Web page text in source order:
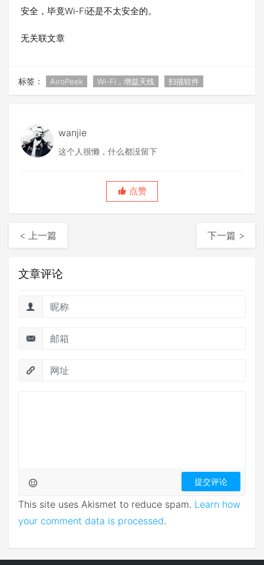
安全，毕竟Wi-Fi还是不太安全的。
无关联文章
标签： AiroPeek Wi-Fi，增益天线 扫描软件
wanjie
这个人很懒，什么都没留下
点赞
< 上一篇 下一篇 >
文章评论
This site uses Akismet to reduce spam. Learn how
your comment data is processed.